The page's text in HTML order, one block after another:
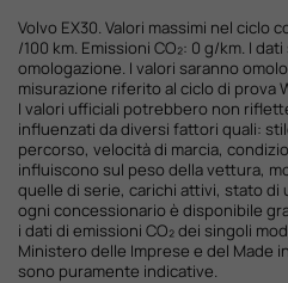
Volvo EX30. Valori massimi nel ciclo
/100 km. Emissioni CO₂: 0 g/km. I
omologazione. I valori saranno
misurazione riferito al ciclo di prova
I valori ufficiali potrebbero non
influenzati da diversi fattori quali:
percorso, velocità di marcia,
influiscono sul peso della vettura,
quelle di serie, carichi attivi, stato di
ogni concessionario è disponibile
i dati di emissioni CO₂ dei singoli
Ministero delle Imprese e del Made
sono puramente indicative.